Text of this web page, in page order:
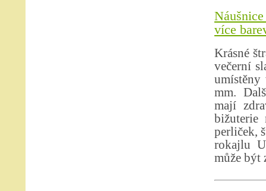
více
Krásné
večerní
mm.
mají
bižuterie
perliček,
rokajlu
může být